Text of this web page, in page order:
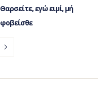
Θαρσείτε, εγώ ειμί, μή
φοβείσθε